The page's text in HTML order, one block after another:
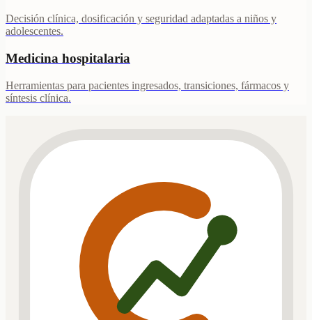
Decisión clínica, dosificación y seguridad adaptadas a niños y
adolescentes.
Medicina hospitalaria
Herramientas para pacientes ingresados, transiciones, fármacos y
síntesis clínica.